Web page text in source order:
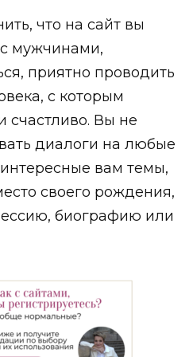
что на сайт вы
мужчинами,
приятно проводить
с которым
счастливо. Вы не
диалоги на любые
вам темы,
своего рождения,
биографию или